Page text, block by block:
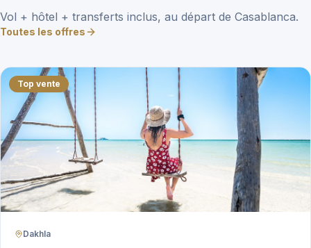
Vol + hôtel + transferts inclus, au départ de Casablanca.
Toutes les offres
Top vente
Dakhla